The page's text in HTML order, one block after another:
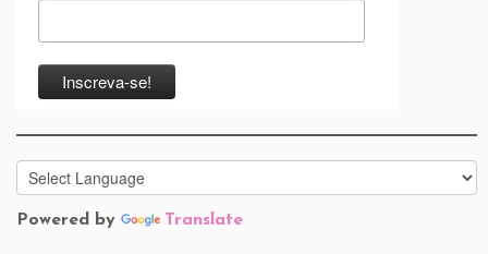
Powered by Translate